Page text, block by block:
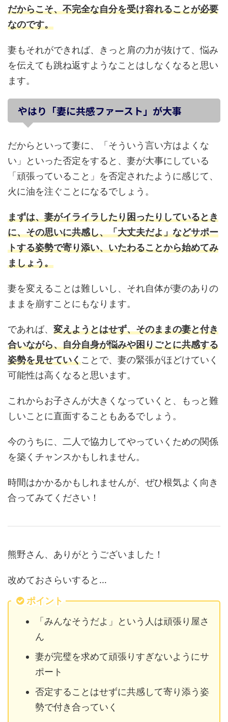
だからこそ、不完全な自分を受け容れることが必要
なのです。
妻もそれができれば、きっと肩の力が抜けて、悩み
を伝えても跳ね返すようなことはしなくなると思い
ます。
やはり「妻に共感ファースト」が大事
だからといって妻に、「そういう言い方はよくな
い」といった否定をすると、妻が大事にしている
「頑張っていること」を否定されたように感じて、
火に油を注ぐことになるでしょう。
まずは、妻がイライラしたり困ったりしているとき
に、その思いに共感し、「大丈夫だよ」などサポー
トする姿勢で寄り添い、いたわることから始めてみ
ましょう。
妻を変えることは難しいし、それ自体が妻のありの
ままを崩すことにもなります。
であれば、 変えようとはせず、そのままの妻と付き
合いながら、自分自身が悩みや困りごとに共感する
姿勢を見せていくことで、妻の緊張がほどけていく
可能性は高くなると思います。
これからお子さんが大きくなっていくと、もっと難
しいことに直面することもあるでしょう。
今のうちに、二人で協力してやっていくための関係
を築くチャンスかもしれません。
時間はかかるかもしれませんが、ぜひ根気よく向き
合ってみてください！
熊野さん、ありがとうございました！
改めておさらいすると…
ポイント
「みんなそうだよ」という人は頑張り屋さ
ん
妻が完璧を求めて頑張りすぎないようにサ
ポート
否定することはせずに共感して寄り添う姿
勢で付き合っていく